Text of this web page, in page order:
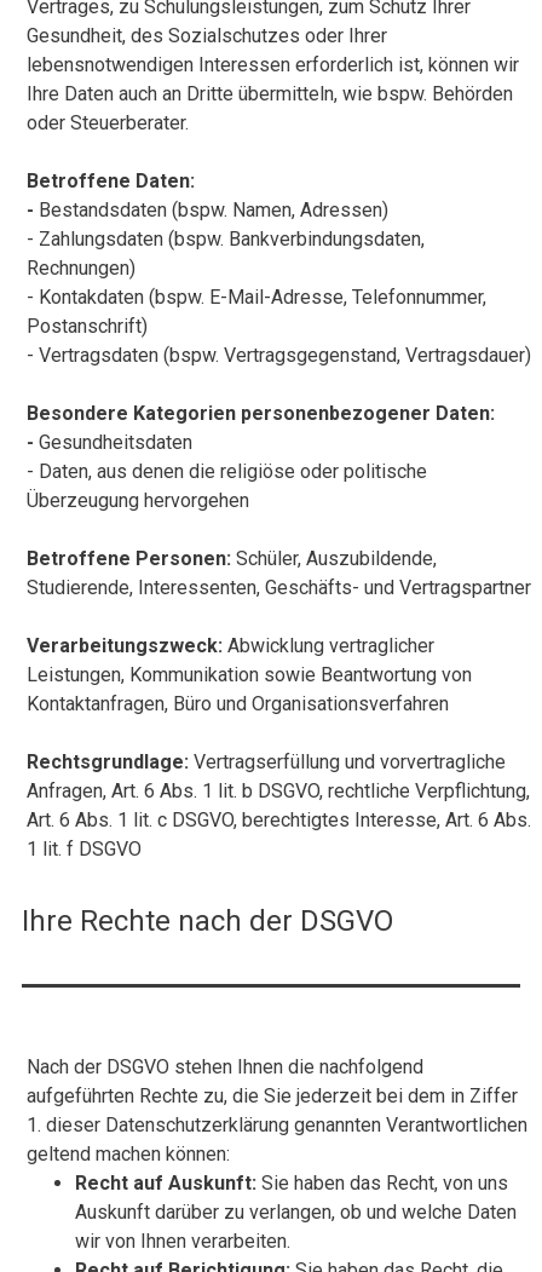
Vertrages, zu Schulungsleistungen, zum Schutz Ihrer
Gesundheit, des Sozialschutzes oder Ihrer
lebensnotwendigen Interessen erforderlich ist, können wir
Ihre Daten auch an Dritte übermitteln, wie bspw. Behörden
oder Steuerberater.
Betroffene Daten:
- Bestandsdaten (bspw. Namen, Adressen)
- Zahlungsdaten (bspw. Bankverbindungsdaten,
Rechnungen)
- Kontakdaten (bspw. E-Mail-Adresse, Telefonnummer,
Postanschrift)
- Vertragsdaten (bspw. Vertragsgegenstand, Vertragsdauer)
Besondere Kategorien personenbezogener Daten:
- Gesundheitsdaten
- Daten, aus denen die religiöse oder politische
Überzeugung hervorgehen
Betroffene Personen: Schüler, Auszubildende,
Studierende, Interessenten, Geschäfts- und Vertragspartner
Verarbeitungszweck: Abwicklung vertraglicher
Leistungen, Kommunikation sowie Beantwortung von
Kontaktanfragen, Büro und Organisationsverfahren
Rechtsgrundlage: Vertragserfüllung und vorvertragliche
Anfragen, Art. 6 Abs. 1 lit. b DSGVO, rechtliche Verpflichtung,
Art. 6 Abs. 1 lit. c DSGVO, berechtigtes Interesse, Art. 6 Abs.
1 lit. f DSGVO
Ihre Rechte nach der DSGVO
Nach der DSGVO stehen Ihnen die nachfolgend
aufgeführten Rechte zu, die Sie jederzeit bei dem in Ziffer
1. dieser Datenschutzerklärung genannten Verantwortlichen
geltend machen können:
Recht auf Auskunft: Sie haben das Recht, von uns
Auskunft darüber zu verlangen, ob und welche Daten
wir von Ihnen verarbeiten.